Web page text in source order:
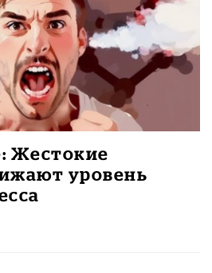
Жестокие
уровень